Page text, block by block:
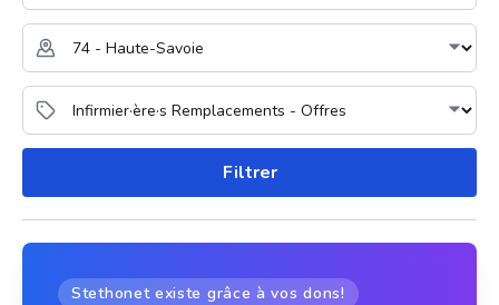
Filtrer
Stethonet existe grâce à vos dons!